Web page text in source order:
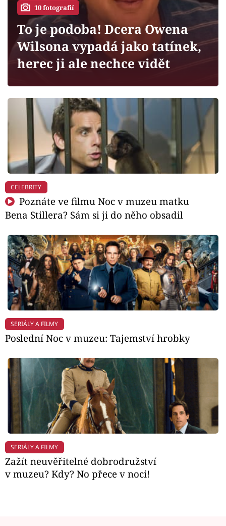
Sledujte prima+
Filmový festival Karlovy Vary
Mámy sobě
Přihlášení
Sledujte nás
10 fotografií
To je podoba! Dcera Owena
Wilsona vypadá jako tatínek,
herec ji ale nechce vidět
CELEBRITY
Poznáte ve filmu Noc v muzeu matku
Bena Stillera? Sám si ji do něho obsadil
SERIÁLY A FILMY
Poslední Noc v muzeu: Tajemství hrobky
SERIÁLY A FILMY
Zažít neuvěřitelné dobrodružství
v muzeu? Kdy? No přece v noci!